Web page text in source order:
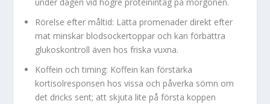
Rörelse efter måltid: Lätta promenader direkt efter
mat minskar blodsockertoppar och kan förbättra
glukoskontroll även hos friska vuxna.
Koffein och timing: Koffein kan förstärka
kortisolresponsen hos vissa och påverka sömn om
det dricks sent; att skjuta lite på första koppen